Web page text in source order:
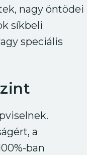
nagy öntödei
síkbeli
speciális
a
ban